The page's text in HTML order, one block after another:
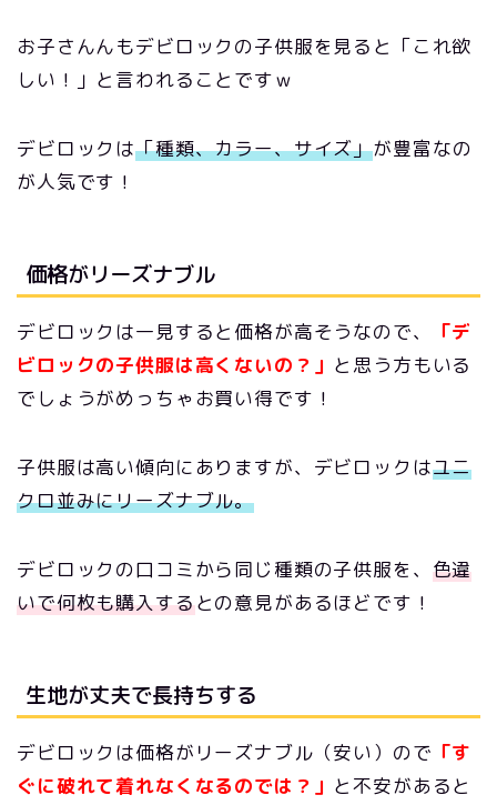
お子さんんもデビロックの子供服を見ると「これ欲
しい！」と言われることですｗ
デビロックは「種類、カラー、サイズ」が豊富なの
が人気です！
価格がリーズナブル
デビロックは一見すると価格が高そうなので、
「デ
ビロックの子供服は高くないの？」 と思う方もいる
でしょうがめっちゃお買い得です！
子供服は高い傾向にありますが、デビロックはユニ
クロ並みにリーズナブル。
デビロックの口コミから同じ種類の子供服を、 色違
いで何枚も購入するとの意見があるほどです！
生地が丈夫で長持ちする
デビロックは価格がリーズナブル（安い）ので 「す
ぐに破れて着れなくなるのでは？」 と不安があると